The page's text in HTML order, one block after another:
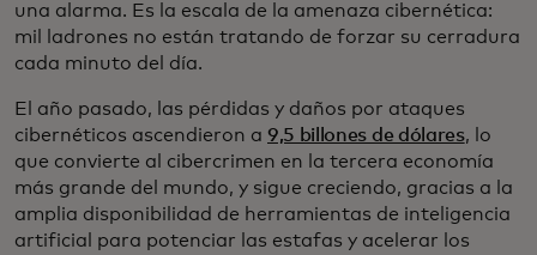
una alarma. Es la escala de la amenaza cibernética:
mil ladrones no están tratando de forzar su cerradura
cada minuto del día.
El año pasado, las pérdidas y daños por ataques
cibernéticos ascendieron a 9,5 billones de dólares, lo
que convierte al cibercrimen en la tercera economía
más grande del mundo, y sigue creciendo, gracias a la
amplia disponibilidad de herramientas de inteligencia
artificial para potenciar las estafas y acelerar los